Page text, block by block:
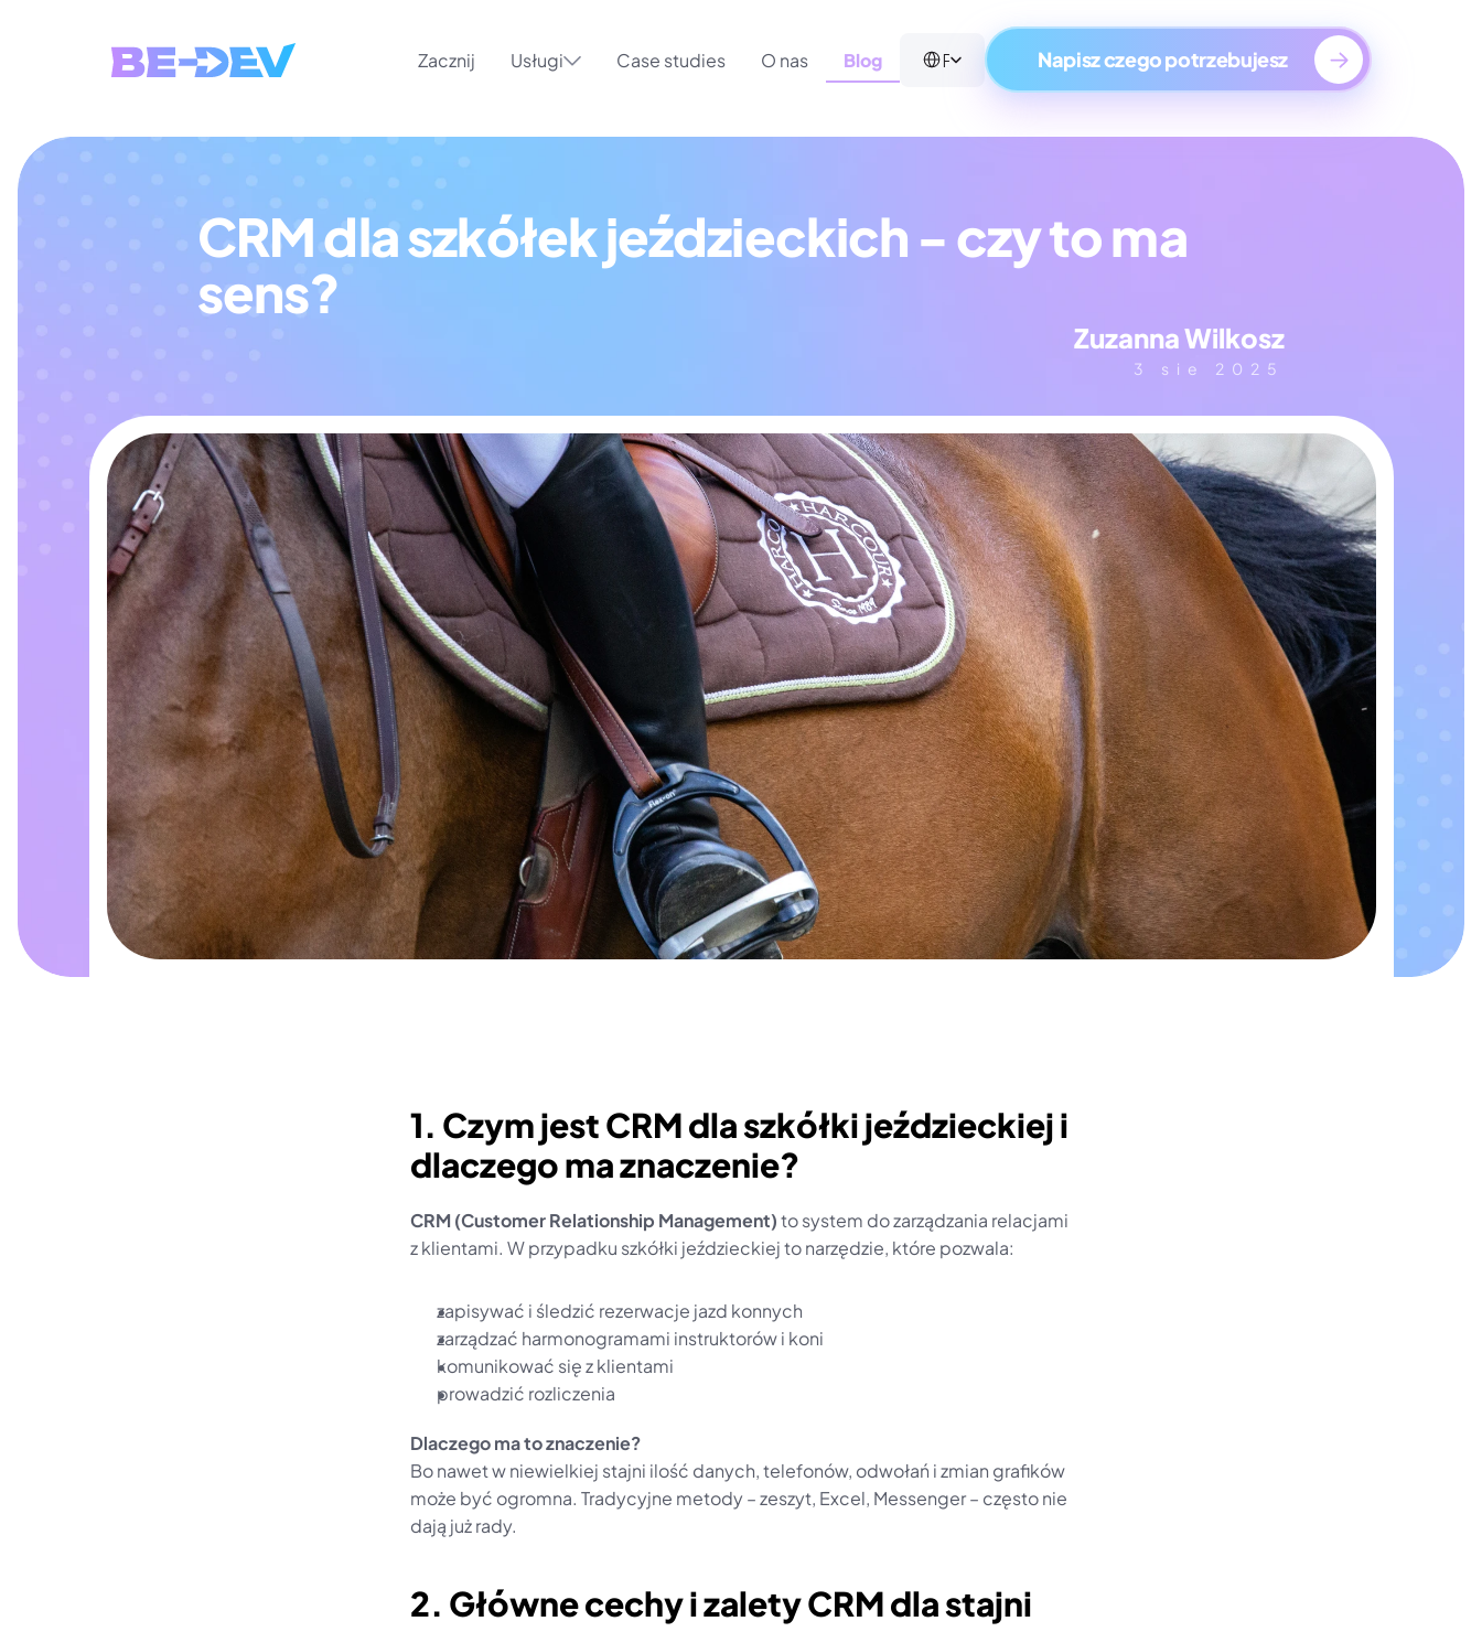
Zacznij Usługi O nas Blog
Case studies
Select Language
Polish (Poland) Napisz czego potrzebujesz
CRM dla szkółek jeździeckich - czy to ma
sens?
Zuzanna Wilkosz
3 sie 2025
1. Czym jest CRM dla szkółki jeździeckiej i
dlaczego ma znaczenie?
CRM (Customer Relationship Management) to system do zarządzania relacjami
z klientami. W przypadku szkółki jeździeckiej to narzędzie, które pozwala:
zapisywać i śledzić rezerwacje jazd konnych
zarządzać harmonogramami instruktorów i koni
komunikować się z klientami
prowadzić rozliczenia
Dlaczego ma to znaczenie?
Bo nawet w niewielkiej stajni ilość danych, telefonów, odwołań i zmian grafików
może być ogromna. Tradycyjne metody – zeszyt, Excel, Messenger – często nie
dają już rady.
2. Główne cechy i zalety CRM dla stajni